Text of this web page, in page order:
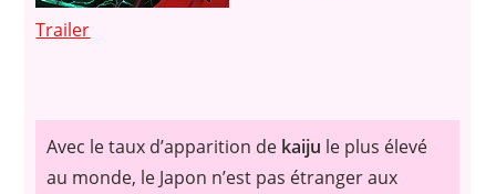
Trailer
Avec le taux d’apparition de kaiju le plus élevé
au monde, le Japon n’est pas étranger aux